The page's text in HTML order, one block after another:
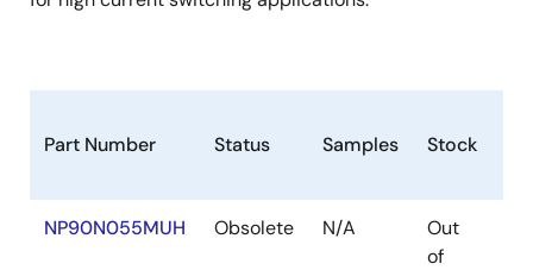
Part Number Status Samples Stock
NP90N055MUH Obsolete N/A
Out
of